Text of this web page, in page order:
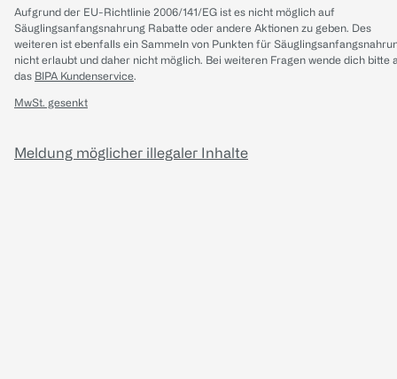
Aufgrund der EU-Richtlinie 2006/141/EG ist es nicht möglich auf
Säuglingsanfangsnahrung Rabatte oder andere Aktionen zu geben. Des
weiteren ist ebenfalls ein Sammeln von Punkten für
nicht erlaubt und daher nicht möglich. Bei weiteren Fragen wende dich bitte
das BIPA Kundenservice.
MwSt. gesenkt
Meldung möglicher illegaler Inhalte